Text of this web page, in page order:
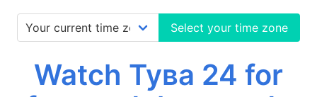
Select your time zone
Watch Тува 24 for